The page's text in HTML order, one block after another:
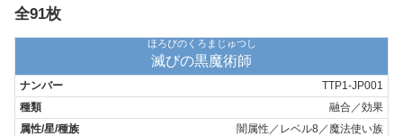
全91枚
ほろびのくろまじゅつし
滅びの黒魔術師
TTP1-JP001
融合／効果
闇属性／レベル8／魔法使い族